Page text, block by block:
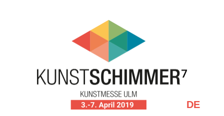
Sprache
auswählen